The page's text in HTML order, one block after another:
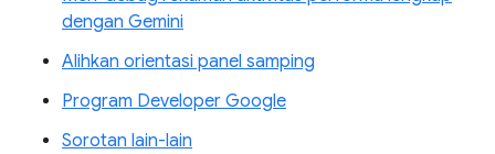
dengan Gemini
Alihkan orientasi panel samping
Program Developer Google
Sorotan lain-lain